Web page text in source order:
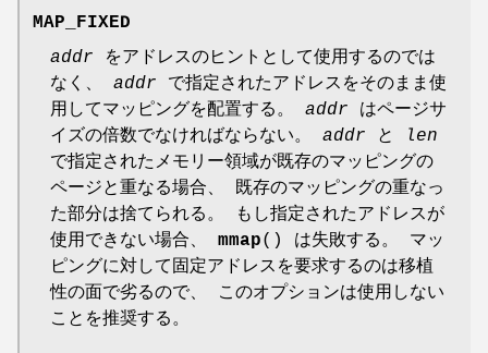
MAP_FIXED
addr をアドレスのヒントとして使用するのでは
なく、 addr で指定されたアドレスをそのまま使
用してマッピングを配置する。 addr はページサ
イズの倍数でなければならない。 addr と
len
で指定されたメモリー領域が既存のマッピングの
ページと重なる場合、 既存のマッピングの重なっ
た部分は捨てられる。 もし指定されたアドレスが
使用できない場合、 mmap() は失敗する。 マッ
ピングに対して固定アドレスを要求するのは移植
性の面で劣るので、 このオプションは使用しない
ことを推奨する。